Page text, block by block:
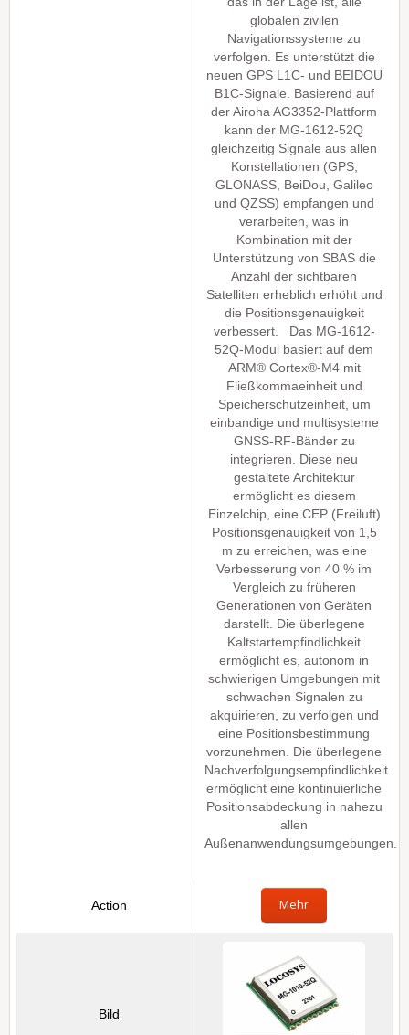
globalen zivilen
Navigationssysteme zu
verfolgen. Es unterstützt die
neuen GPS L1C- und BEIDOU
B1C-Signale. Basierend auf
der Airoha AG3352-Plattform
kann der MG-1612-52Q
gleichzeitig Signale aus allen
Konstellationen (GPS,
GLONASS, BeiDou, Galileo
und QZSS) empfangen und
verarbeiten, was in
Kombination mit der
Unterstützung von SBAS die
Anzahl der sichtbaren
Satelliten erheblich erhöht und
die Positionsgenauigkeit
verbessert. Das MG-1612-
52Q-Modul basiert auf dem
ARM® Cortex®-M4 mit
Fließkommaeinheit und
Speicherschutzeinheit, um
einbandige und multisysteme
GNSS-RF-Bänder zu
integrieren. Diese neu
gestaltete Architektur
ermöglicht es diesem
Einzelchip, eine CEP (Freiluft)
Positionsgenauigkeit von 1,5
m zu erreichen, was eine
Verbesserung von 40 % im
Vergleich zu früheren
Generationen von Geräten
darstellt. Die überlegene
Kaltstartempfindlichkeit
ermöglicht es, autonom in
schwierigen Umgebungen mit
schwachen Signalen zu
akquirieren, zu verfolgen und
eine Positionsbestimmung
vorzunehmen. Die überlegene
Nachverfolgungsempfindlichkeit
ermöglicht eine kontinuierliche
Positionsabdeckung in nahezu
allen
Außenanwendungsumgebungen.
Mehr